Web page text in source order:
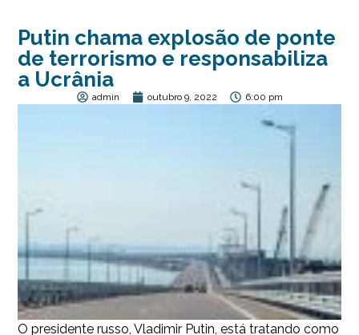
Putin chama explosão de ponte
de terrorismo e responsabiliza
a Ucrânia
admin outubro 9, 2022 6:00 pm
O presidente russo, Vladimir Putin, está tratando como